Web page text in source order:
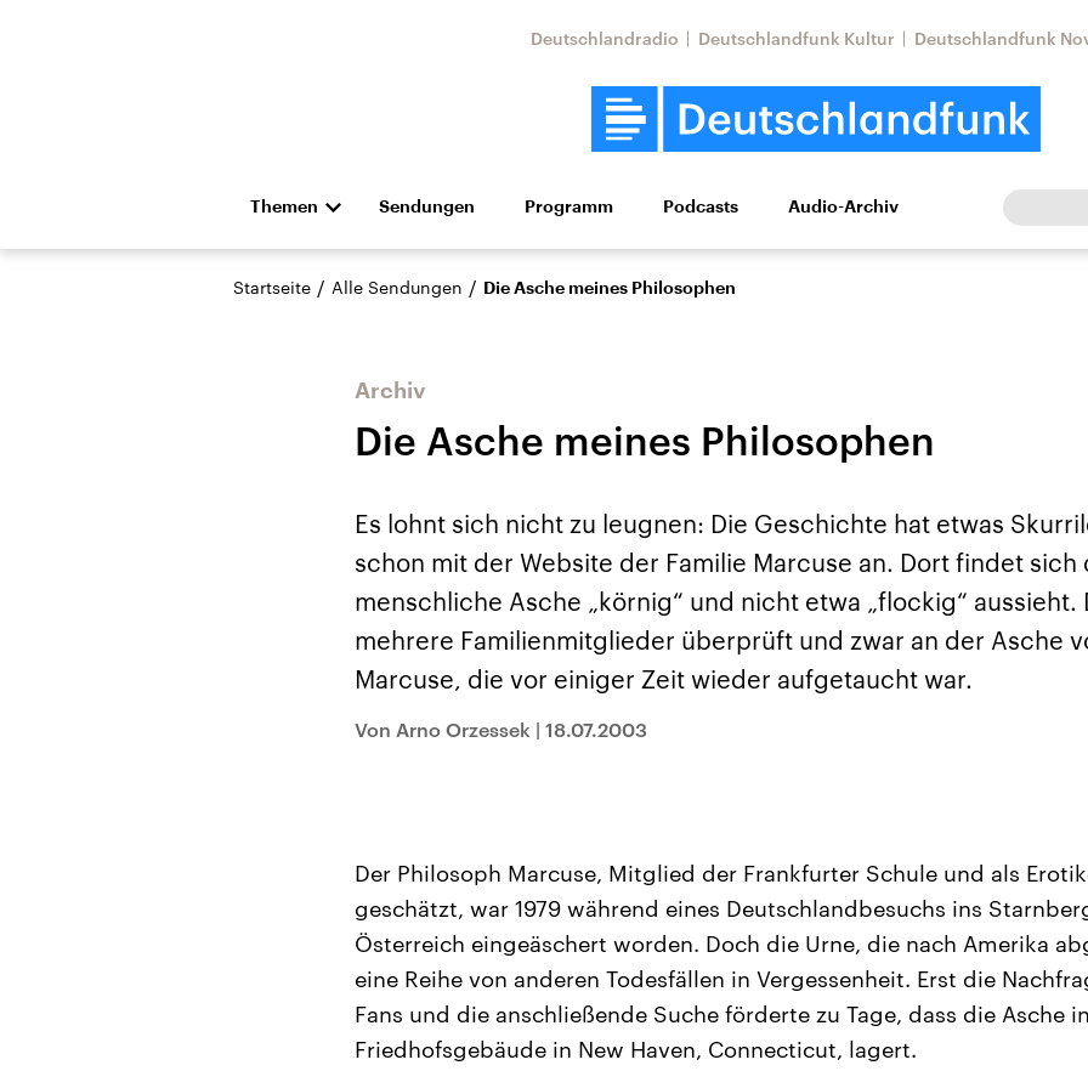
Deutschlandradio Deutschlandfunk Kultur Deutschlandfunk
Themen
Die Nachrichten Politik Wirtschaft Wissen Kultur Europa
Hörspiel und Feature Musik
Anhalt 2026
Sachsen-Anhalt wählt
einen neuen Landtag.
Bundesland von einer
und FDP regiert.-
Wahlprogramme,
aktuelle Berichte und
Aktuelle Beiträge,
Hintergründe
militärisch gehören die
den mächtigsten
großem Einfluss auf das
Aktuelle Lage und
Der Überfall der
Terrororganisation
auf Israel hat in der
Gewalt entfacht. Israel
Aktuelle Lage und
Der Iran – seit der
1979 auch
von einem
regierter Staat im
Sendungen Programm Podcasts Audio-Archiv
Startseite / Alle Sendungen / Die Asche meines Philosophen
Archiv
Die Asche meines Philosophen
Es lohnt sich nicht zu leugnen: Die Geschichte hat etwas
schon mit der Website der Familie Marcuse an. Dort findet sich
menschliche Asche „körnig“ und nicht etwa „flockig“ aussieht.
mehrere Familienmitglieder überprüft und zwar an der Asche
Marcuse, die vor einiger Zeit wieder aufgetaucht war.
Von Arno Orzessek | 18.07.2003
Der Philosoph Marcuse, Mitglied der Frankfurter Schule und als
geschätzt, war 1979 während eines Deutschlandbesuchs ins
Österreich eingeäschert worden. Doch die Urne, die nach Amerika
eine Reihe von anderen Todesfällen in Vergessenheit. Erst die
Fans und die anschließende Suche förderte zu Tage, dass die Asche
Friedhofsgebäude in New Haven, Connecticut, lagert.